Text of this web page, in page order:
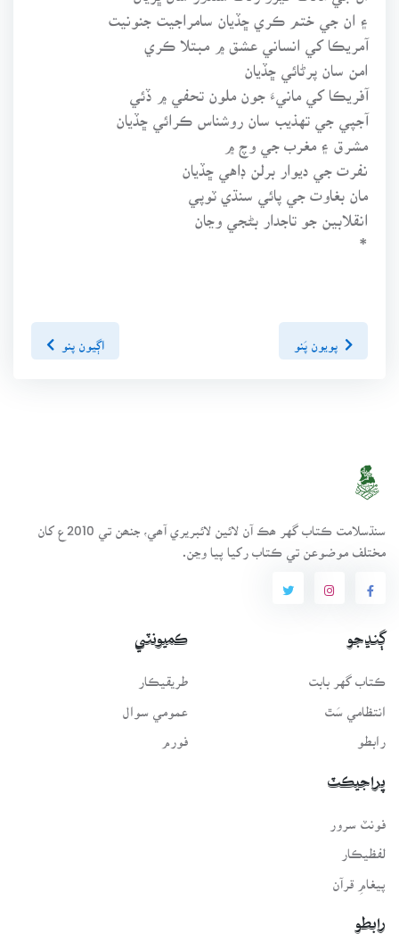
۽ ان جي ختم ڪري ڇڏيان سامراجيت جنونيت
آمريڪا کي انساني عشق ۾ مبتلا ڪري
امن سان پرڻائي ڇڏيان
آفريڪا کي مانيءَ جون ملون تحفي ۾ ڏئي
آجپي جي تهذيب سان روشناس ڪرائي ڇڏيان
نفرت جي ديوار برلن ڊاهي ڇڏيان
مان بغاوت جي پائي سنڌي ٽوپي
انقلابين جو تاجدار بڻجي وڃان
*
پويون پَنو اڳيون پنو
سنڌسلامت ڪتاب گهر ھڪ آن لائين لائبريري آھي، جنھن تي 2010ع کان
مختلف موضوعن تي ڪتاب رکيا پيا وڃن.
ڳنڍجو
ڪتاب گهر بابت
انتظامي سَٿ
رابطو
ڪميونٽي
طريقيڪار
عمومي سوال
فورم
پراجيڪٽ
لفظيڪار
پيغامِ قرآن
رابطو